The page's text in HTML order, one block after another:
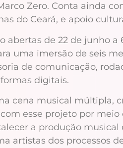
Zero. Conta ainda
do Ceará, e apoio
abertas de 22 de junho
uma imersão de seis
de comunicação,
digitais.
cena musical múltipla,
esse projeto por
a produção
artistas dos processos